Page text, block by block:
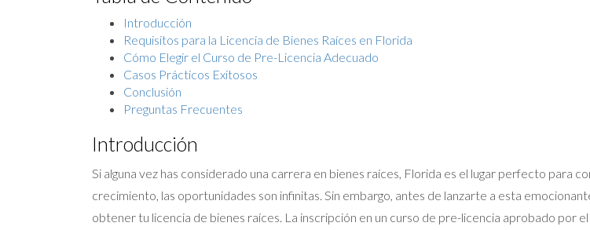
Introducción
Requisitos para la Licencia de Bienes Raíces en Florida
Cómo Elegir el Curso de Pre-Licencia Adecuado
Casos Prácticos Exitosos
Conclusión
Preguntas Frecuentes
Introducción
Si alguna vez has considerado una carrera en bienes raíces, Florida es el lugar perfecto para
crecimiento, las oportunidades son infinitas. Sin embargo, antes de lanzarte a esta
obtener tu licencia de bienes raíces. La inscripción en un curso de pre-licencia aprobado por